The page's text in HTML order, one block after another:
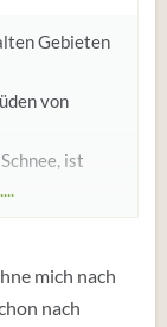
Gebieten
von
ist
incl. der
mich nach
nach